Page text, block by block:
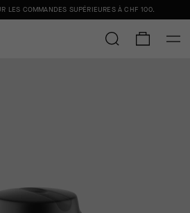
LES COMMANDES SUPÉRIEURES À CHF 100.